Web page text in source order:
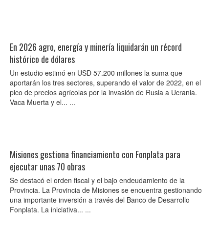
En 2026 agro, energía y minería liquidarán un récord
histórico de dólares
Un estudio estimó en USD 57.200 millones la suma que
aportarán los tres sectores, superando el valor de 2022, en el
pico de precios agrícolas por la invasión de Rusia a Ucrania.
Vaca Muerta y el... ...
Misiones gestiona financiamiento con Fonplata para
ejecutar unas 70 obras
Se destacó el orden fiscal y el bajo endeudamiento de la
Provincia. La Provincia de Misiones se encuentra gestionando
una importante inversión a través del Banco de Desarrollo
Fonplata. La iniciativa... ...